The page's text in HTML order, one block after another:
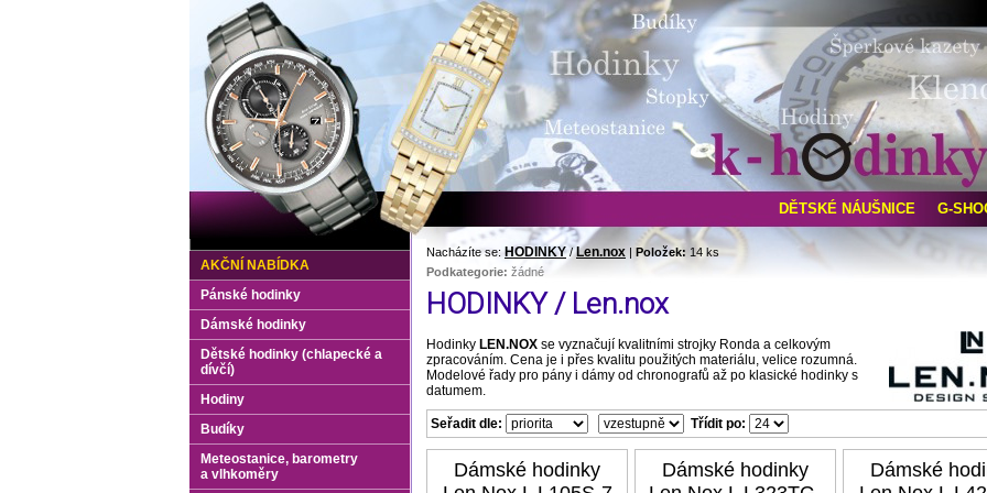
Nacházíte se: HODINKY /Len.nox | Položek: 14 ks
Podkategorie: žádné
HODINKY / Len.nox
Hodinky LEN.NOX se vyznačují kvalitními strojky Ronda a celkovým
zpracováním. Cena je i přes kvalitu použitých materiálu, velice rozumná.
Modelové řady pro pány i dámy od chronografů až po klasické hodinky s
datumem.
Seřadit dle: Třídit po:
Dámské hodinky
Dámské hodinky
Dámské
AKČNÍ NABÍDKA
Pánské hodinky
Dámské hodinky
Dětské hodinky (chlapecké a
dívčí)
Hodiny
Budíky
Meteostanice, barometry
a vlhkoměry
DĚTSKÉ NÁUŠNICE G-